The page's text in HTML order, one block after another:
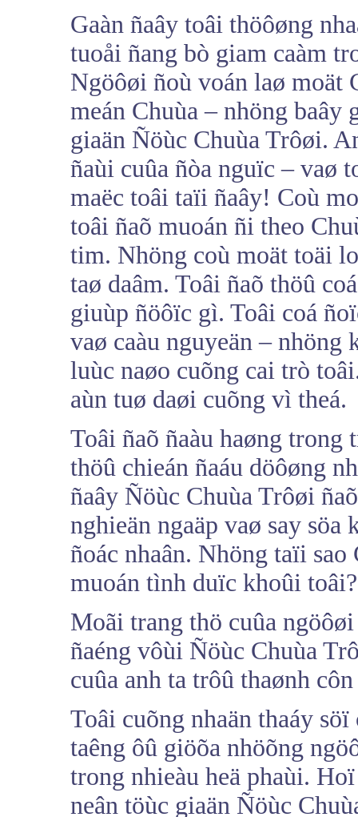
Gaàn ñaây toâi thöôøng
tuoåi ñang bò giam caàm
Ngöôøi ñoù voán laø moät
meán Chuùa – nhöng baây
giaän Ñöùc Chuùa Trôøi.
ñaùi cuûa ñòa nguïc – vaø
maëc toâi taïi ñaây! Coù
toâi ñaõ muoán ñi theo
tim. Nhöng coù moät toäi
taø daâm. Toâi ñaõ thöû
giuùp ñöôïc gì. Toâi coá
vaø caàu nguyeän –
luùc naøo cuõng cai trò
aùn tuø daøi cuõng vì theá.
Toâi ñaõ ñaàu haøng trong
thöû chieán ñaáu döôøng
ñaây Ñöùc Chuùa Trôøi
nghieän ngaäp vaø say
ñoác nhaân. Nhöng taïi sao
muoán tình duïc khoûi
Moãi trang thö cuûa
ñaéng vôùi Ñöùc Chuùa
cuûa anh ta trôû thaønh
Toâi cuõng nhaän thaáy
taêng ôû giöõa nhöõng
trong nhieàu heä phaùi.
neân töùc giaän Ñöùc